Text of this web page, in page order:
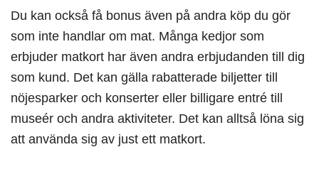
Du kan också få bonus även på andra köp du gör
som inte handlar om mat. Många kedjor som
erbjuder matkort har även andra erbjudanden till dig
som kund. Det kan gälla rabatterade biljetter till
nöjesparker och konserter eller billigare entré till
museér och andra aktiviteter. Det kan alltså löna sig
att använda sig av just ett matkort.